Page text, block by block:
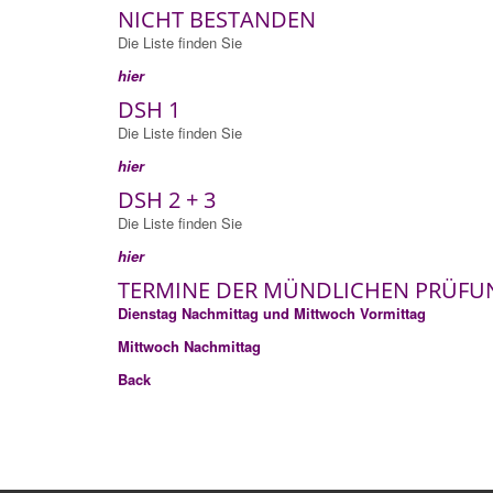
NICHT BESTANDEN
Die Liste finden Sie
hier
DSH 1
Die Liste finden Sie
hier
DSH 2 + 3
Die Liste finden Sie
hier
TERMINE DER MÜNDLICHEN
Dienstag Nachmittag und Mittwoch Vormittag
Mittwoch Nachmittag
Back